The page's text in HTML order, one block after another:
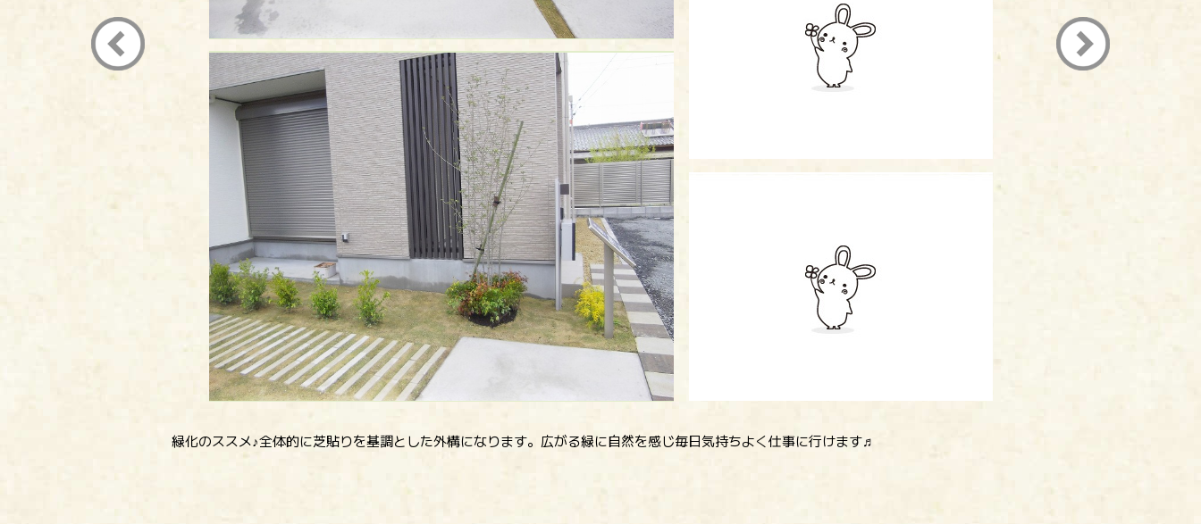
緑化のススメ♪全体的に芝貼りを基調とした外構になります。広がる緑に自然を感じ毎日気持ちよく仕事に行けます♬